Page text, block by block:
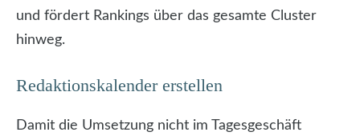
und fördert Rankings über das gesamte Cluster
hinweg.
Redaktionskalender erstellen
Damit die Umsetzung nicht im Tagesgeschäft